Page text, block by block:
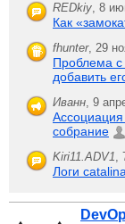
REDkiy, 8
Как
fhunter, 29
Проблема с
добавить
Иванн, 9
собрание
Kiri11.ADV1,
Логи